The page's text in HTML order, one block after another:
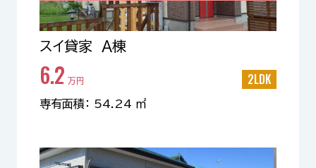
スイ貸家 A棟
6.2 万円 2LDK
専有面積： 54.24 ㎡